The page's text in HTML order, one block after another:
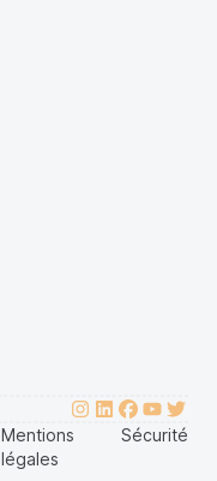
Mentions
légales
Sécurité